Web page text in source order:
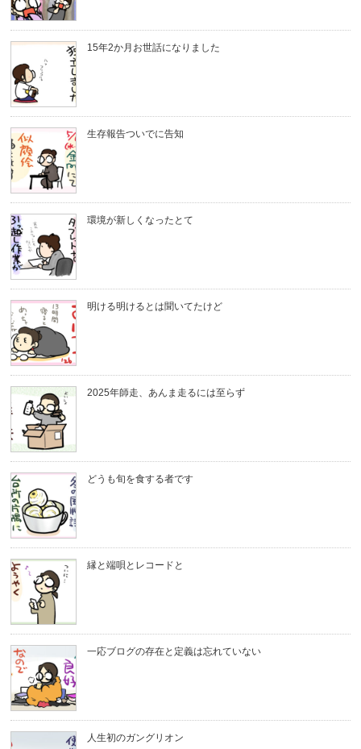
15年2か月お世話になりました
生存報告ついでに告知
環境が新しくなったとて
明ける明けるとは聞いてたけど
2025年師走、あんま走るには至らず
どうも旬を食する者です
縁と端唄とレコードと
一応ブログの存在と定義は忘れていない
人生初のガングリオン